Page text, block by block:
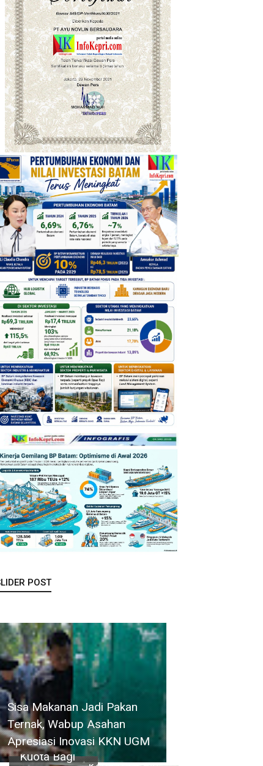
POST
Sisa Makanan Jadi Pakan
Ternak, Wabup Asahan
Apresiasi Inovasi KKN UGM
Bupati
Asahan
Minta
Penambahan
Kuota Bagi
Danlanud
Kobarkan
Semangat
Kemerdekaan,
54 Pendaki
Menuju